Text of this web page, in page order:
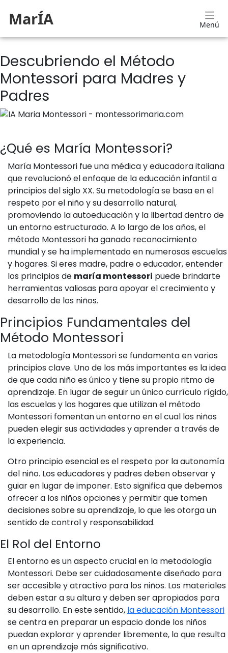
MarÍA Menú
Descubriendo el Método
Montessori para Madres y
Padres
¿Qué es María Montessori?
María Montessori fue una médica y educadora italiana
que revolucionó el enfoque de la educación infantil a
principios del siglo XX. Su metodología se basa en el
respeto por el niño y su desarrollo natural,
promoviendo la autoeducación y la libertad dentro de
un entorno estructurado. A lo largo de los años, el
método Montessori ha ganado reconocimiento
mundial y se ha implementado en numerosas escuelas
y hogares. Si eres madre, padre o educador, entender
los principios de maría montessori puede brindarte
herramientas valiosas para apoyar el crecimiento y
desarrollo de los niños.
Principios Fundamentales del
Método Montessori
La metodología Montessori se fundamenta en varios
principios clave. Uno de los más importantes es la idea
de que cada niño es único y tiene su propio ritmo de
aprendizaje. En lugar de seguir un único currículo rígido,
las escuelas y los hogares que utilizan el método
Montessori fomentan un entorno en el cual los niños
pueden elegir sus actividades y aprender a través de
la experiencia.
Otro principio esencial es el respeto por la autonomía
del niño. Los educadores y padres deben observar y
guiar en lugar de imponer. Esto significa que debemos
ofrecer a los niños opciones y permitir que tomen
decisiones sobre su aprendizaje, lo que les otorga un
sentido de control y responsabilidad.
El Rol del Entorno
El entorno es un aspecto crucial en la metodología
Montessori. Debe ser cuidadosamente diseñado para
ser accesible y atractivo para los niños. Los materiales
deben estar a su altura y deben ser apropiados para
su desarrollo. En este sentido, la educación Montessori
se centra en preparar un espacio donde los niños
puedan explorar y aprender libremente, lo que resulta
en un aprendizaje más significativo.